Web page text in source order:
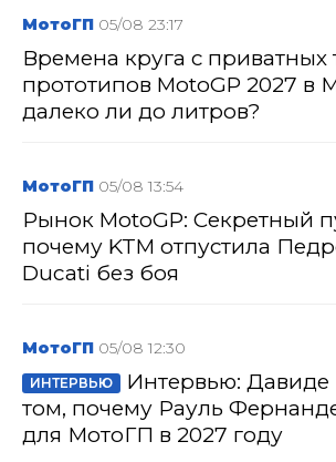
МотоГП 05/08 23:17
Времена круга с приватных
прототипов MotoGP 2027 в
далеко ли до литров?
МотоГП 05/08 13:54
Рынок MotoGP: Секретный
почему KTM отпустила
Ducati без боя
МотоГП 05/08 12:30
ИНТЕРВЬЮ
Интервью: Давиде
том, почему Рауль
для МотоГП в 2027 году